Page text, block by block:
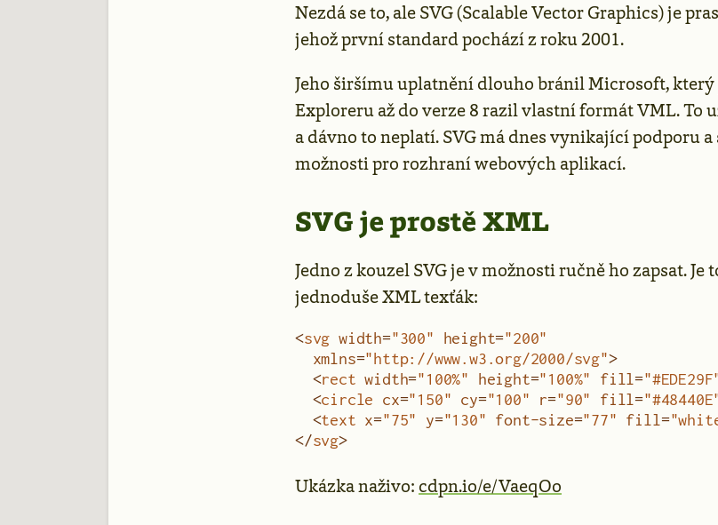
Nezdá se to, ale SVG (Scalable Vector Graphics) je
jehož první standard pochází z roku 2001.
Jeho širšímu uplatnění dlouho bránil Microsoft,
Exploreru až do verze 8 razil vlastní formát VML. To
a dávno to neplatí. SVG má dnes vynikající podporu
možnosti pro rozhraní webových aplikací.
SVG je prostě XML
Jedno z kouzel SVG je v možnosti ručně ho zapsat. Je
jednoduše XML texťák:
<svg width="300" height="200"
  xmlns
="http://www.w3.org/2000/svg">
  <
rect width="100%" height="100%" fill=
  <
circle cx="150" cy="100" r="90" fill=
  <
text x="75" y="130" font-size="77" fill=
</svg>
Ukázka naživo: cdpn.io/e/VaeqOo